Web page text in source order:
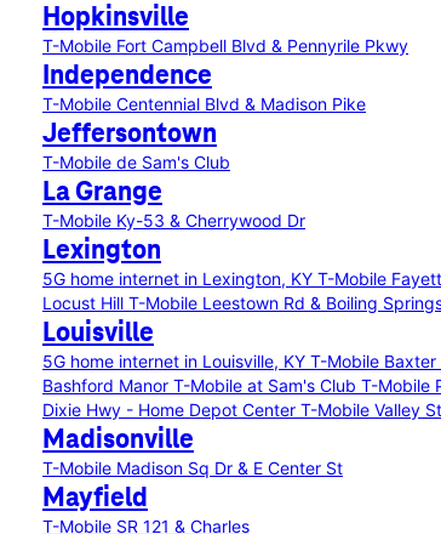
Hopkinsville
T-Mobile Fort Campbell Blvd & Pennyrile Pkwy
Independence
T-Mobile Centennial Blvd & Madison Pike
Jeffersontown
T-Mobile de Sam's Club
La Grange
T-Mobile Ky-53 & Cherrywood Dr
Lexington
5G home internet in Lexington, KY T-Mobile
Locust Hill T-Mobile Leestown Rd & Boiling
Louisville
5G home internet in Louisville, KY T-Mobile Baxter
Bashford Manor T-Mobile at Sam's Club T-Mobile
Dixie Hwy - Home Depot Center T-Mobile Valley
Madisonville
T-Mobile Madison Sq Dr & E Center St
Mayfield
T-Mobile SR 121 & Charles